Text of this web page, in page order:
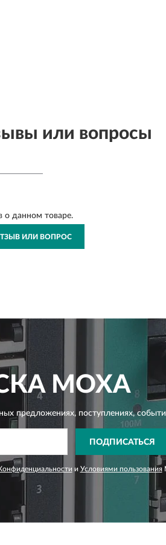
или вопросы
о данном товаре.
ИЛИ ВОПРОС
MOXA
предложениях,поступлениях,
ПОДПИСАТЬСЯ
и Условиями пользования